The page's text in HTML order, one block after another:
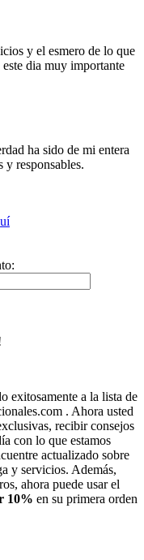
y el esmero de lo que
dia muy importante
ha sido de mi entera
y responsables.
exitosamente a la lista de
. Ahora usted
recibir consejos
con lo que estamos
actualizado sobre
y servicios. Además,
ahora puede usar el
10% en su primera orden